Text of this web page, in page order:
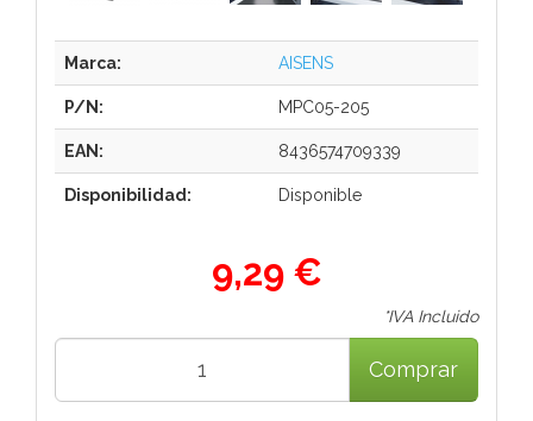
Marca: AISENS
P/N: MPC05-205
EAN: 8436574709339
Disponibilidad: Disponible
9,29 €
*IVA Incluido
Comprar